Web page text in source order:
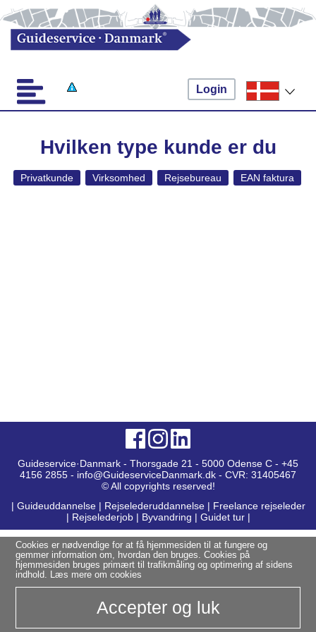
Login
Hvilken type kunde er du
Privatkunde Virksomhed Rejsebureau EAN faktura
Guideservice·Danmark - Thorsgade 21 - 5000 Odense C - +45
4156 2855 - info@GuideserviceDanmark.dk - CVR: 31405467
© All copyrights reserved!
| Guideuddannelse | Rejselederuddannelse | Freelance rejseleder
| Rejselederjob| Byvandring | Guidet tur|
Cookies er nødvendige for at få hjemmesiden til at fungere og
gemmer information om, hvordan den bruges. Cookies på
hjemmesiden bruges primært til trafikmåling og optimering af sidens
indhold. Læs mere om cookies
Accepter og luk